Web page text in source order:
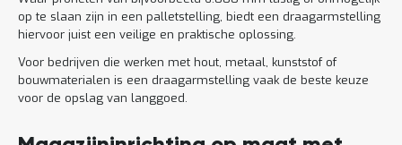
op te slaan zijn in een palletstelling, biedt een draagarmstelling
hiervoor juist een veilige en praktische oplossing.
Voor bedrijven die werken met hout, metaal, kunststof of
bouwmaterialen is een draagarmstelling vaak de beste keuze
voor de opslag van langgoed.